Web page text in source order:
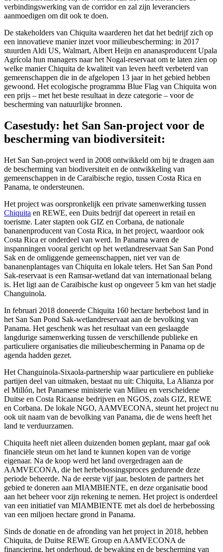
verbindingswerking van de corridor en zal zijn leveranciers
aanmoedigen om dit ook te doen.
De stakeholders van Chiquita waarderen het dat het bedrijf zich op
een innovatieve manier inzet voor milieubescherming: in 2017
stuurden Aldi US, Walmart, Albert Heijn en ananasproducent Upala
Agrícola hun managers naar het Nogal-reservaat om te laten zien op
welke manier Chiquita de kwaliteit van leven heeft verbeterd van
gemeenschappen die in de afgelopen 13 jaar in het gebied hebben
gewoond. Het ecologische programma Blue Flag van Chiquita won
een prijs – met het beste resultaat in deze categorie – voor de
bescherming van natuurlijke bronnen.
Casestudy: het San San-project voor de
bescherming van biodiversiteit:
Het San San-project werd in 2008 ontwikkeld om bij te dragen aan
de bescherming van biodiversiteit en de ontwikkeling van
gemeenschappen in de Caraïbische regio, tussen Costa Rica en
Panama, te ondersteunen.
Het project was oorspronkelijk een private samenwerking tussen
Chiquita en REWE, een Duits bedrijf dat opereert in retail en
toerisme. Later stapten ook GIZ en Corbana, de nationale
bananenproducent van Costa Rica, in het project, waardoor ook
Costa Rica er onderdeel van werd. In Panama waren de
inspanningen vooral gericht op het wetlandreservaat San San Pond
Sak en de omliggende gemeenschappen, niet ver van de
bananenplantages van Chiquita en lokale telers. Het San San Pond
Sak-reservaat is een Ramsar-wetland dat van internationaal belang
is. Het ligt aan de Caraïbische kust op ongeveer 5 km van het stadje
Changuinola.
In februari 2018 doneerde Chiquita 160 hectare herbebost land in
het San San Pond Sak-wetlandreservaat aan de bevolking van
Panama. Het geschenk was het resultaat van een geslaagde
langdurige samenwerking tussen de verschillende publieke en
particuliere organisaties die milieubescherming in Panama op de
agenda hadden gezet.
Het Changuinola-Sixaola-partnership waar particuliere en publieke
partijen deel van uitmaken, bestaat nu uit: Chiquita, La Alianza por
el Millón, het Panamese ministerie van Milieu en verscheidene
Duitse en Costa Ricaanse bedrijven en NGOS, zoals GIZ, REWE
en Corbana. De lokale NGO, AAMVECONA, steunt het project nu
ook uit naam van de bevolking van Panama, die de wens heeft het
land te verduurzamen.
Chiquita heeft niet alleen duizenden bomen geplant, maar gaf ook
financiële steun om het land te kunnen kopen van de vorige
eigenaar. Na de koop werd het land overgedragen aan de
AAMVECONA, die het herbebossingsproces gedurende deze
periode beheerde. Na de eerste vijf jaar, besloten de partners het
gebied te doneren aan MIAMBIENTE, en deze organisatie bood
aan het beheer voor zijn rekening te nemen. Het project is onderdeel
van een initiatief van MIAMBIENTE met als doel de herbebossing
van een miljoen hectare grond in Panama.
Sinds de donatie en de afronding van het project in 2018, hebben
Chiquita, de Duitse REWE Group en AAMVECONA de
financiering, het onderhoud, de bewaking en de bescherming van